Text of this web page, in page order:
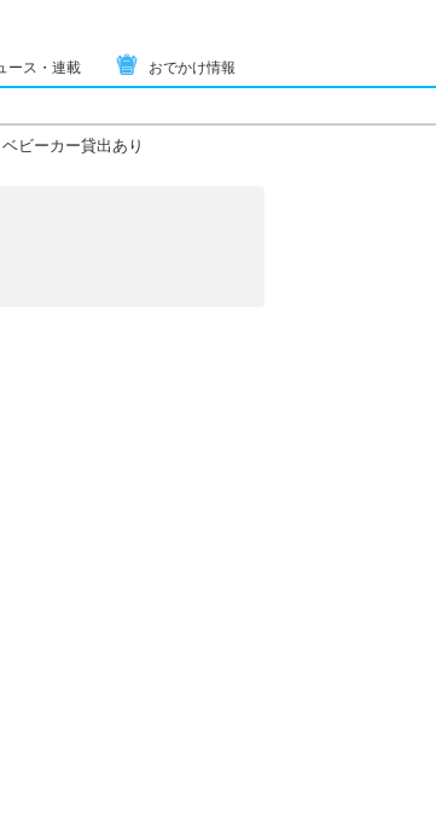
ース・連載 おでかけ情報
ベビーカー貸出あり